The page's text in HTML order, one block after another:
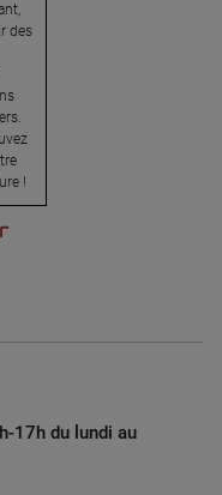
des
!
17h du lundi au